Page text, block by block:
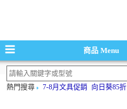
商品Menu
熱門搜尋 7-8月文具促銷 向日葵85折